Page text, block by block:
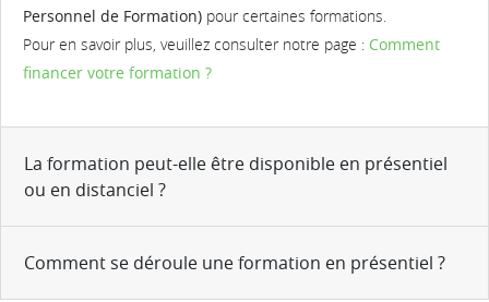
Personnel de Formation) pour certaines formations.
Pour en savoir plus, veuillez consulter notre page : Comment
financer votre formation ?
La formation peut-elle être disponible en présentiel
ou en distanciel ?
Comment se déroule une formation en présentiel ?